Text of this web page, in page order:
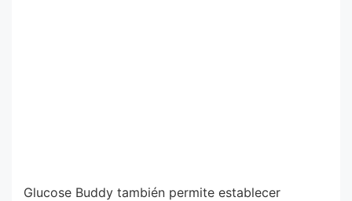
Glucose Buddy también permite establecer